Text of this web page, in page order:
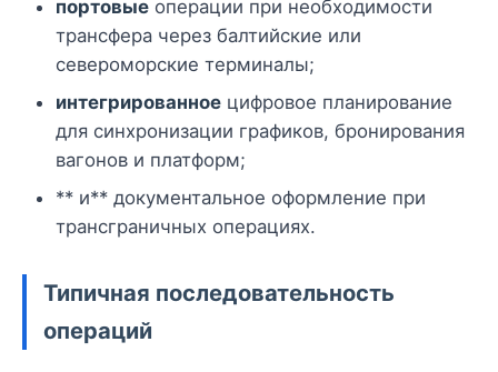
портовые операции при необходимости
трансфера через балтийские или
североморские терминалы;
интегрированное цифровое планирование
для синхронизации графиков, бронирования
вагонов и платформ;
** и** документальное оформление при
трансграничных операциях.
Типичная последовательность
операций